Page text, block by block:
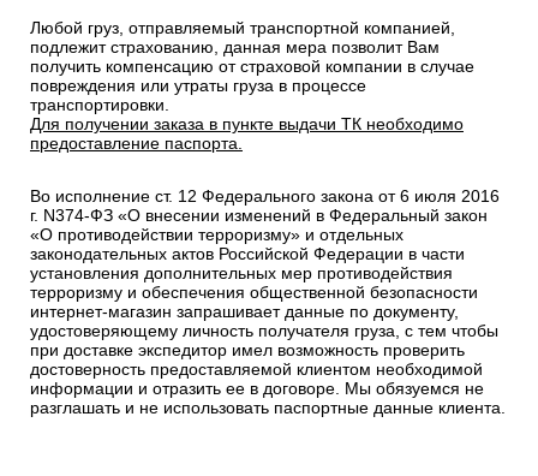
Любой груз, отправляемый транспортной компанией,
подлежит страхованию, данная мера позволит Вам
получить компенсацию от страховой компании в случае
повреждения или утраты груза в процессе
транспортировки.
Для получении заказа в пункте выдачи ТК необходимо
предоставление паспорта.
Во исполнение ст. 12 Федерального закона от 6 июля 2016
г. N374-ФЗ «О внесении изменений в Федеральный закон
«О противодействии терроризму» и отдельных
законодательных актов Российской Федерации в части
установления дополнительных мер противодействия
терроризму и обеспечения общественной безопасности
интернет-магазин запрашивает данные по документу,
удостоверяющему личность получателя груза, с тем чтобы
при доставке экспедитор имел возможность проверить
достоверность предоставляемой клиентом необходимой
информации и отразить ее в договоре. Мы обязуемся не
разглашать и не использовать паспортные данные клиента.